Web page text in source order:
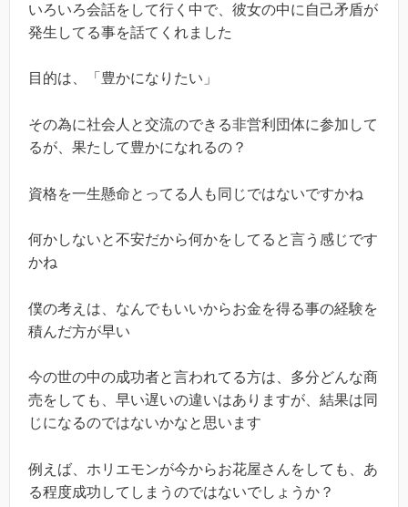
いろいろ会話をして行く中で、彼女の中に自己矛盾が
発生してる事を話てくれました
目的は、「豊かになりたい」
その為に社会人と交流のできる非営利団体に参加して
るが、果たして豊かになれるの？
資格を一生懸命とってる人も同じではないですかね
何かしないと不安だから何かをしてると言う感じです
かね
僕の考えは、なんでもいいからお金を得る事の経験を
積んだ方が早い
今の世の中の成功者と言われてる方は、多分どんな商
売をしても、早い遅いの違いはありますが、結果は同
じになるのではないかなと思います
例えば、ホリエモンが今からお花屋さんをしても、あ
る程度成功してしまうのではないでしょうか？